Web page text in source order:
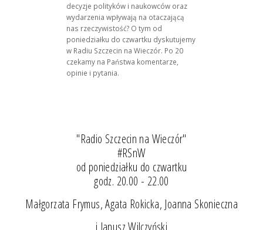
decyzje polityków i naukowców oraz
wydarzenia wpływają na otaczającą
nas rzeczywistość? O tym od
poniedziałku do czwartku dyskutujemy
w Radiu Szczecin na Wieczór. Po 20
czekamy na Państwa komentarze,
opinie i pytania.
"Radio Szczecin na Wieczór"
#RSnW
od poniedziałku do czwartku
godz. 20.00 - 22.00
Małgorzata Frymus, Agata Rokicka, Joanna Skonieczna